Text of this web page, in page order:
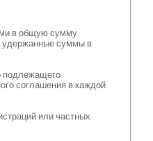
в общую сумму
удержанные суммы в
подлежащего
соглашения в каждой
или частных